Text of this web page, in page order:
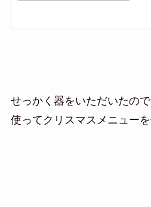
せっかく器をいただいたの
使ってクリスマスメニューを